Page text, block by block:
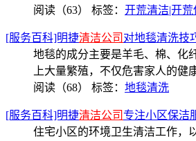
阅读（63） 标签： 开荒清洁|开荒
[服务百科]明捷清洁公司 对地毯清洗技
地毯的成分主要是羊毛、棉、化
上大量繁殖，不仅危害家人的健
阅读（68） 标签： 地毯清洗
[服务百科]明捷清洁公司专注小区保洁
住宅小区的环境卫生清洁工作，